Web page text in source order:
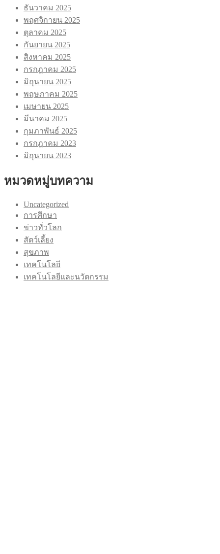
ธันวาคม 2025
พฤศจิกายน 2025
ตุลาคม 2025
กันยายน 2025
สิงหาคม 2025
กรกฎาคม 2025
มิถุนายน 2025
พฤษภาคม 2025
เมษายน 2025
มีนาคม 2025
กุมภาพันธ์ 2025
กรกฎาคม 2023
มิถุนายน 2023
หมวดหมู่บทความ
Uncategorized
การศึกษา
ข่าวทั่วโลก
สัตว์เลี้ยง
สุขภาพ
เทคโนโลยี
เทคโนโลยีและนวัตกรรม